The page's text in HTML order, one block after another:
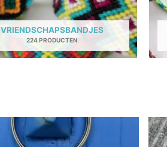
VRIENDSCHAPSBANDJES
224 PRODUCTEN